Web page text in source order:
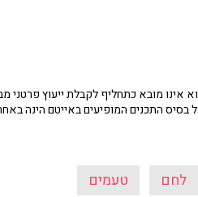
מובא כתחליף לקבלת ייעוץ פרטני
התכנים המופיעים באייטם הינה
לחם טעמים